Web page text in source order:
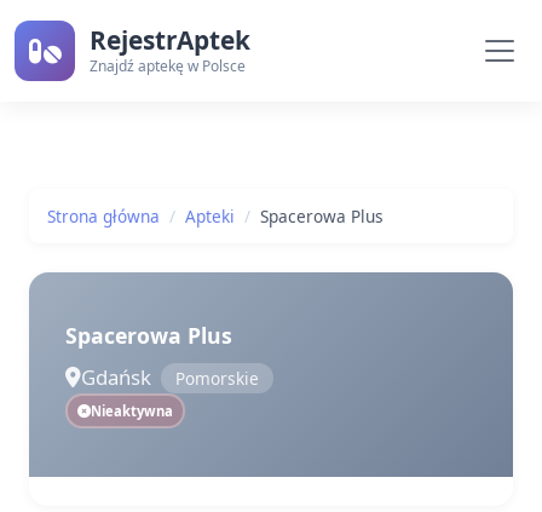
RejestrAptek
Znajdź aptekę w Polsce
Strona główna Apteki Spacerowa Plus
Spacerowa Plus
Gdańsk Pomorskie
Nieaktywna